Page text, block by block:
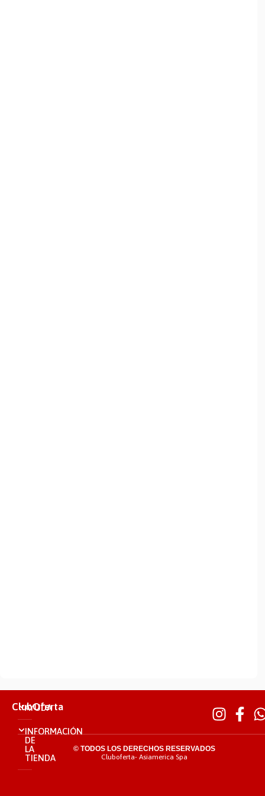
ClubOferta
AYUDA
INFORMACIÓN
DE
LA
TIENDA
© TODOS LOS DERECHOS RESERVADOS
Cluboferta- Asiamerica Spa